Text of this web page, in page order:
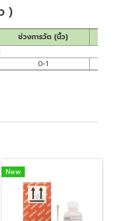
)
ช่วงการวัด (นิ้ว)
0-1
New